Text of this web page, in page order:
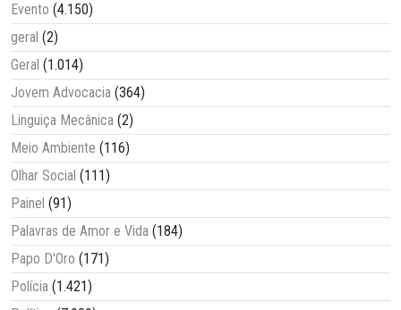
Evento (4.150)
geral (2)
Geral (1.014)
Jovem Advocacia (364)
Linguiça Mecânica (2)
Meio Ambiente (116)
Olhar Social (111)
Painel (91)
Palavras de Amor e Vida (184)
Papo D'Oro (171)
Polícia (1.421)